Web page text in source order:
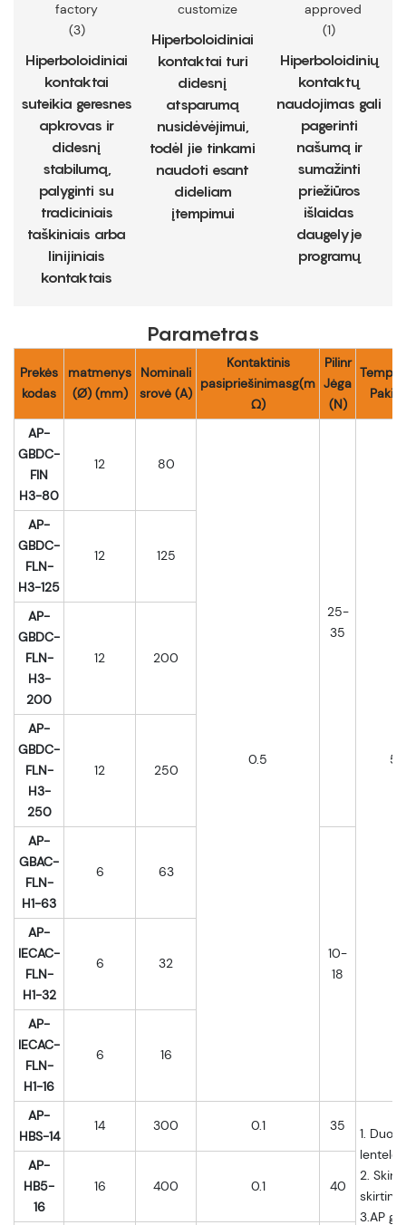
Hiperboloidiniai
kontaktai
suteikia geresnes
apkrovas ir
didesnį
stabilumą,
palyginti su
tradiciniais
taškiniais arba
linijiniais
kontaktais
Hiperboloidiniai
kontaktai turi
didesnį
atsparumą
nusidėvėjimui,
todėl jie tinkami
naudoti esant
dideliam
įtempimui
Hiperboloidinių
kontaktų
naudojimas gali
pagerinti
našumą ir
sumažinti
priežiūros
išlaidas
daugelyje
programų
Parametras
Prekės
kodas
matmenys
(Ø) (mm)
Nominali
srovė (A)
Kontaktinis
pasipriešinimasg(m
Ω)
Pilinr
Jėga
(N)
AP-
GBDC-
FIN
H3-80
12 80
0.5
25-
35
50
AP-
GBDC-
FLN-
H3-125
12 125
AP-
GBDC-
FLN-
H3-
200
12 200
AP-
GBDC-
FLN-
H3-
250
12 250
AP-
GBAC-
FLN-
H1-63
6 63
10-
18
AP-
IECAC-
FLN-
H1-32
6 32
AP-
IECAC-
FLN-
H1-16
6 16
AP-
HBS-14
14 300 0.1 35
1.
2.
3.AP
AP-
HB5-
16
16 400 0.1 40